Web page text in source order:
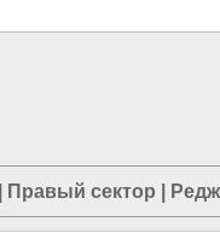
Правый сектор